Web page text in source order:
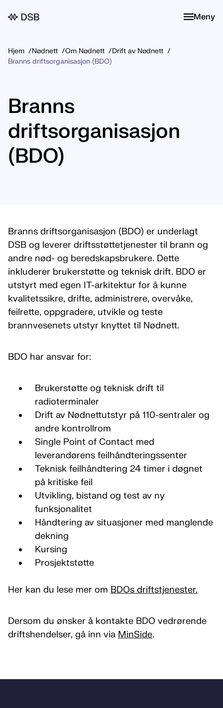
Meny
Meny
Hjem Nødnett Om Nødnett
Drift av Nødnett
Branns driftsorganisasjon (BDO)
Branns
driftsorganisasjon
(BDO)
Branns driftsorganisasjon (BDO) er underlagt
DSB og leverer driftsstøttetjenester til brann og
andre nød- og beredskapsbrukere. Dette
inkluderer brukerstøtte og teknisk drift. BDO er
utstyrt med egen IT-arkitektur for å kunne
kvalitetssikre, drifte, administrere, overvåke,
feilrette, oppgradere, utvikle og teste
brannvesenets utstyr knyttet til Nødnett.
BDO har ansvar for:
Brukerstøtte og teknisk drift til
radioterminaler
Drift av Nødnettutstyr på 110-sentraler og
andre kontrollrom
Single Point of Contact med
leverandørens feilhåndteringssenter
Teknisk feilhåndtering 24 timer i døgnet
på kritiske feil
Utvikling, bistand og test av ny
funksjonalitet
Håndtering av situasjoner med manglende
dekning
Kursing
Prosjektstøtte
Her kan du lese mer om BDOs driftstjenester.
Dersom du ønsker å kontakte BDO vedrørende
driftshendelser, gå inn via MinSide.